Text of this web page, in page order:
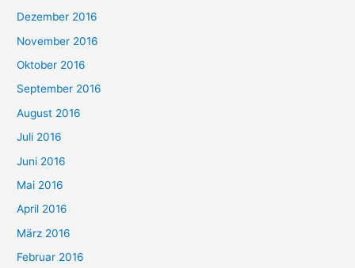
Dezember 2016
November 2016
Oktober 2016
September 2016
August 2016
Juli 2016
Juni 2016
Mai 2016
April 2016
März 2016
Februar 2016